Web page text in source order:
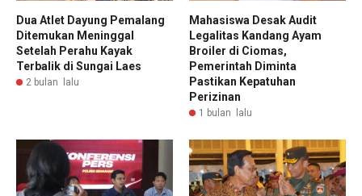
Dua Atlet Dayung Pemalang
Ditemukan Meninggal
Setelah Perahu Kayak
Terbalik di Sungai Laes
2 bulan lalu
Mahasiswa Desak Audit
Legalitas Kandang Ayam
Broiler di Ciomas,
Pemerintah Diminta
Pastikan Kepatuhan
Perizinan
1 bulan lalu